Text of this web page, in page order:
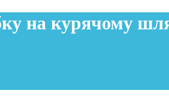
на курячому